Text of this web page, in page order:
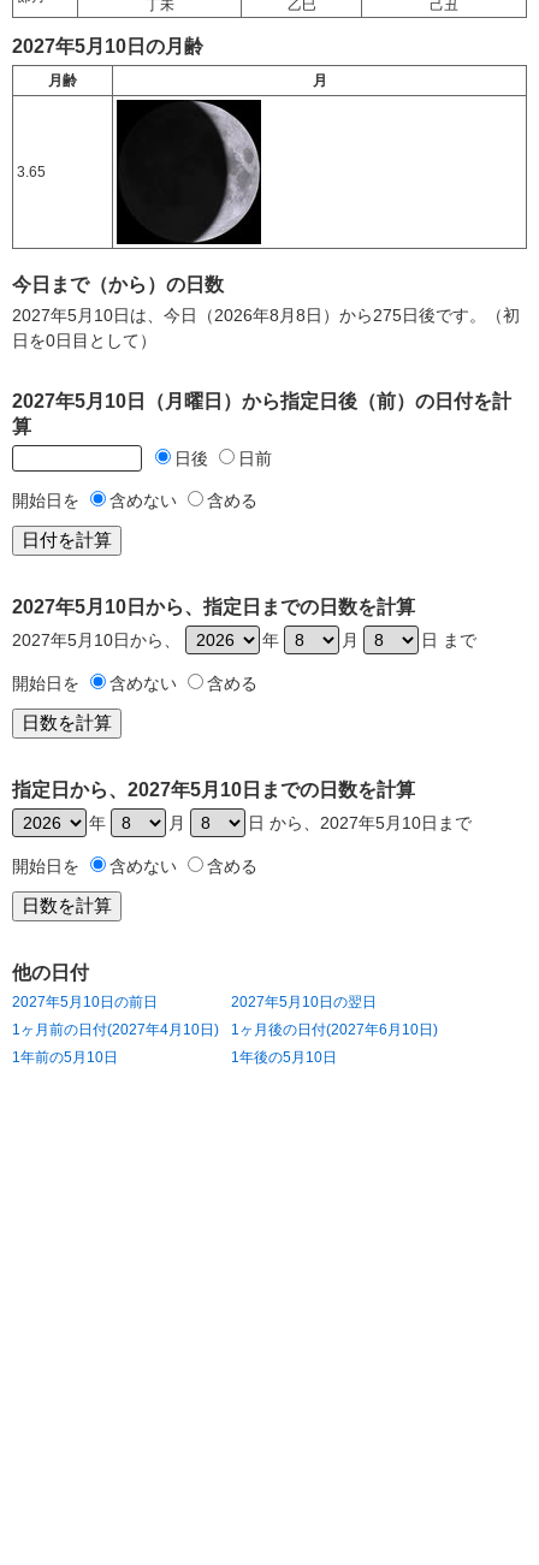
丁未 乙巳 己丑
2027年5月10日の月齢
月齢 月
3.65
今日まで（から）の日数
2027年5月10日は、今日（2026年8月8日）から275日後です。（初
日を0日目として）
2027年5月10日（月曜日）から指定日後（前）の日付を計
算
日後 日前
開始日を 含めない 含める
2027年5月10日から、指定日までの日数を計算
2027年5月10日から、 年 月 日 まで
開始日を 含めない 含める
指定日から、2027年5月10日までの日数を計算
年 月 日 から、2027年5月10日まで
開始日を 含めない 含める
他の日付
2027年5月10日の前日
2027年5月10日の翌日
1ヶ月前の日付(2027年4月10日)
1ヶ月後の日付(2027年6月10日)
1年前の5月10日
1年後の5月10日